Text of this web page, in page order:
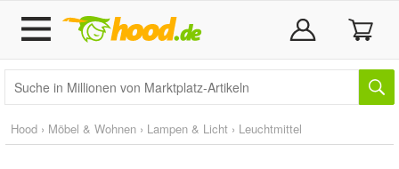
Hood › Möbel & Wohnen › Lampen & Licht › Leuchtmittel